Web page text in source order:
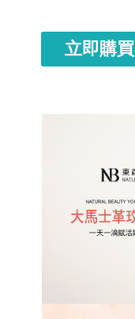
立即購買